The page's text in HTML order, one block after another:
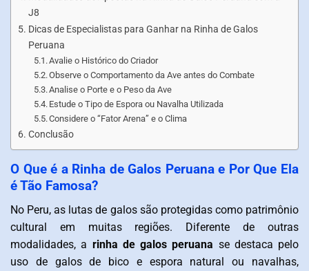
J8
Dicas de Especialistas para Ganhar na Rinha de Galos
Peruana
Avalie o Histórico do Criador
Observe o Comportamento da Ave antes do Combate
Analise o Porte e o Peso da Ave
Estude o Tipo de Espora ou Navalha Utilizada
Considere o “Fator Arena” e o Clima
Conclusão
O Que é a Rinha de Galos Peruana e Por Que Ela
é Tão Famosa?
No Peru, as lutas de galos são protegidas como patrimônio
cultural em muitas regiões. Diferente de outras
modalidades, a rinha de galos peruana se destaca pelo
uso de galos de bico e espora natural ou navalhas,